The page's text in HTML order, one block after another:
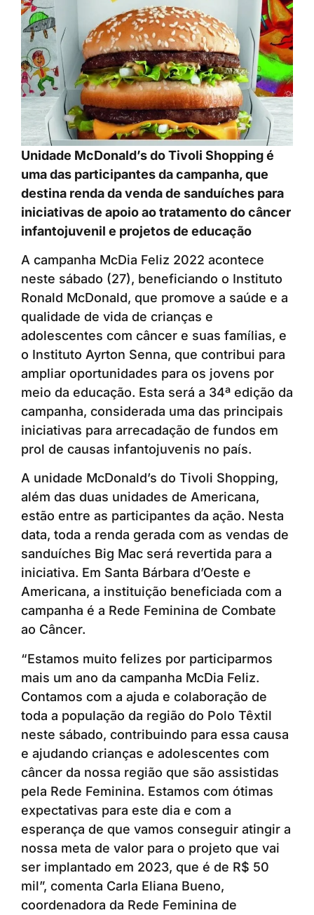
Unidade McDonald’s do Tivoli Shopping é
uma das participantes da campanha, que
destina renda da venda de sanduíches para
iniciativas de apoio ao tratamento do câncer
infantojuvenil e projetos de educação
A campanha McDia Feliz 2022 acontece
neste sábado (27), beneficiando o Instituto
Ronald McDonald, que promove a saúde e a
qualidade de vida de crianças e
adolescentes com câncer e suas famílias, e
o Instituto Ayrton Senna, que contribui para
ampliar oportunidades para os jovens por
meio da educação. Esta será a 34ª edição da
campanha, considerada uma das principais
iniciativas para arrecadação de fundos em
prol de causas infantojuvenis no país.
A unidade McDonald’s do Tivoli Shopping,
além das duas unidades de Americana,
estão entre as participantes da ação. Nesta
data, toda a renda gerada com as vendas de
sanduíches Big Mac será revertida para a
iniciativa. Em Santa Bárbara d’Oeste e
Americana, a instituição beneficiada com a
campanha é a Rede Feminina de Combate
ao Câncer.
“Estamos muito felizes por participarmos
mais um ano da campanha McDia Feliz.
Contamos com a ajuda e colaboração de
toda a população da região do Polo Têxtil
neste sábado, contribuindo para essa causa
e ajudando crianças e adolescentes com
câncer da nossa região que são assistidas
pela Rede Feminina. Estamos com ótimas
expectativas para este dia e com a
esperança de que vamos conseguir atingir a
nossa meta de valor para o projeto que vai
ser implantado em 2023, que é de R$ 50
mil”, comenta Carla Eliana Bueno,
coordenadora da Rede Feminina de